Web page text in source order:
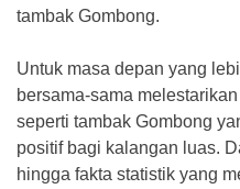
tambak Gombong.
Untuk masa depan yang
bersama-sama
seperti tambak Gombong
positif bagi kalangan luas.
hingga fakta statistik yang